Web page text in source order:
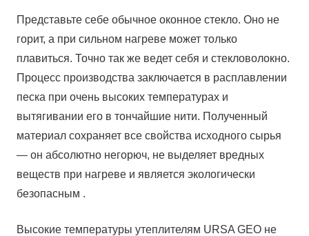
Представьте себе обычное оконное стекло. Оно не
горит, а при сильном нагреве может только
плавиться. Точно так же ведет себя и стекловолокно.
Процесс производства заключается в расплавлении
песка при очень высоких температурах и
вытягивании его в тончайшие нити. Полученный
материал сохраняет все свойства исходного сырья
— он абсолютно негорюч, не выделяет вредных
веществ при нагреве и является экологически
безопасным .
Высокие температуры утеплителям URSA GEO не